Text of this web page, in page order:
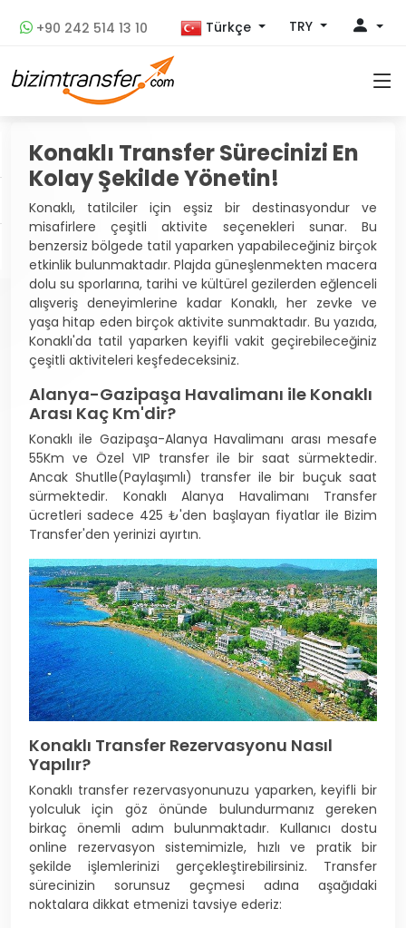
+90 242 514 13 10 Türkçe TRY
Konaklı Transfer Sürecinizi En
Kolay Şekilde Yönetin!
Konaklı, tatilciler için eşsiz bir destinasyondur ve
misafirlere çeşitli aktivite seçenekleri sunar. Bu
benzersiz bölgede tatil yaparken yapabileceğiniz birçok
etkinlik bulunmaktadır. Plajda güneşlenmekten macera
dolu su sporlarına, tarihi ve kültürel gezilerden eğlenceli
alışveriş deneyimlerine kadar Konaklı, her zevke ve
yaşa hitap eden birçok aktivite sunmaktadır. Bu yazıda,
Konaklı'da tatil yaparken keyifli vakit geçirebileceğiniz
çeşitli aktiviteleri keşfedeceksiniz.
Alanya-Gazipaşa Havalimanı ile Konaklı
Arası Kaç Km'dir?
Konaklı ile Gazipaşa-Alanya Havalimanı arası mesafe
55Km ve Özel VIP transfer ile bir saat sürmektedir.
Ancak Shutlle(Paylaşımlı) transfer ile bir buçuk saat
sürmektedir. Konaklı Alanya Havalimanı Transfer
ücretleri sadece 425 ₺'den başlayan fiyatlar ile Bizim
Transfer'den yerinizi ayırtın.
Konaklı Transfer Rezervasyonu Nasıl
Yapılır?
Konaklı transfer rezervasyonunuzu yaparken, keyifli bir
yolculuk için göz önünde bulundurmanız gereken
birkaç önemli adım bulunmaktadır. Kullanıcı dostu
online rezervasyon sistemimizle, hızlı ve pratik bir
şekilde işlemlerinizi gerçekleştirebilirsiniz. Transfer
sürecinizin sorunsuz geçmesi adına aşağıdaki
noktalara dikkat etmenizi tavsiye ederiz: